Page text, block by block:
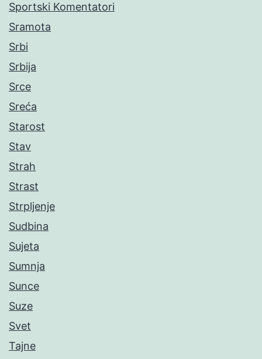
Sportski Komentatori
Sramota
Srbi
Srbija
Srce
Sreća
Starost
Stav
Strah
Strast
Strpljenje
Sudbina
Sujeta
Sumnja
Sunce
Suze
Svet
Tajne